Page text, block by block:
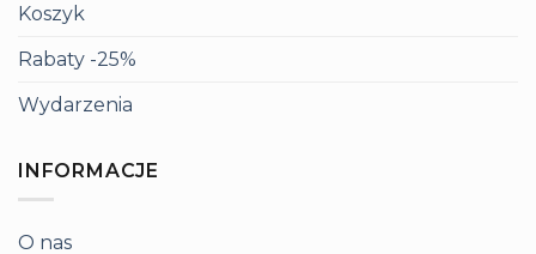
Koszyk
Rabaty -25%
Wydarzenia
INFORMACJE
O nas